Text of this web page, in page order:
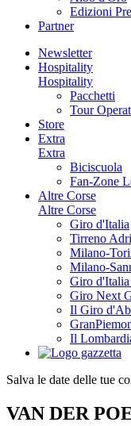
Edizioni
Partner
Newsletter
Hospitality
Hospitality
Pacchetti
Tour
Store
Extra
Extra
Biciscuola
Fan-Zone
Altre Corse
Altre Corse
Giro d'Italia
Tirreno
Milano-
Milano-
Giro d'Italia
Giro Next
Il Giro
Il
Salva le date delle tue
VAN DER